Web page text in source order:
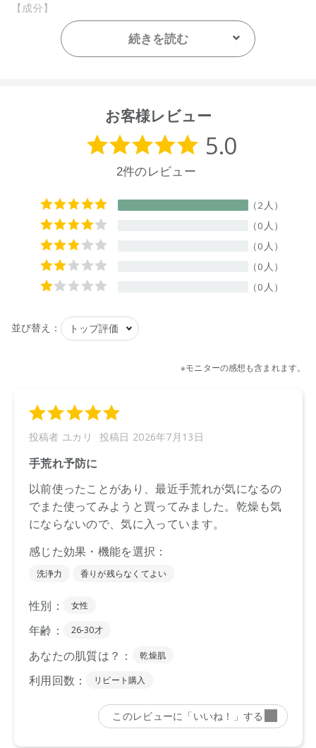
【成分】
界面活性剤（10％、アルキルグリコシド、アルキル硫酸エス
テルナトリウム、アルキルアミンオキシド）、増粘剤
店舗でお問い合わせの際には、下記品番をお伝え下さい。
Biople 2026/4/1
ecostore 2026/4/1
※店舗での取り扱いや詳しい在庫状況につきましては、各店舗
にお問い合わせください。
※発売日は予告なく変更する可能性がございます。予めご了承
ください。
商品によっては、お届けまで１～２週間かかる場合がござい
ますので予めご了承ください。
●パッケージはリニューアル等の理由により、写真と異なる場
載と異なる場合がございます。
●予告なくパッケージ仕様が変更になる場合がございます。
続きを読む
お客様レビュー